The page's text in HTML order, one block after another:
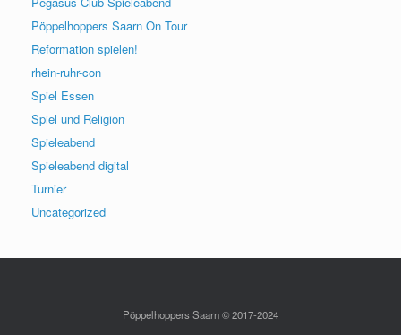
Pöppelhoppers Saarn On Tour
Reformation spielen!
rhein-ruhr-con
Spiel Essen
Spiel und Religion
Spieleabend
Spieleabend digital
Turnier
Uncategorized
Pöppelhoppers Saarn © 2017-2024